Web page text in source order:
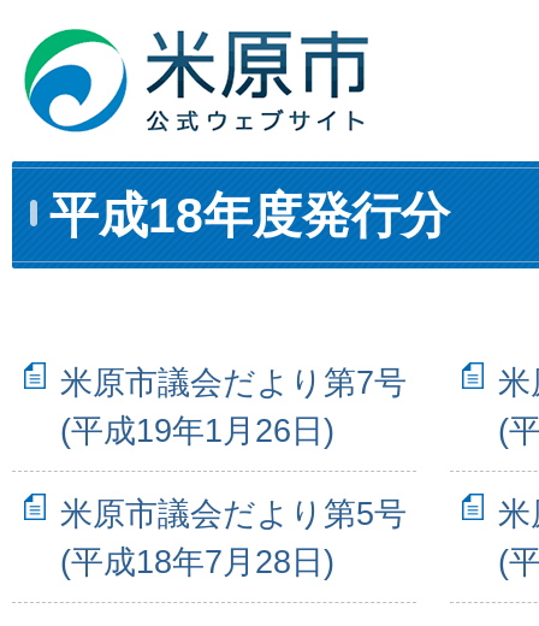
平成18年度発行分
米原市議会だより第7号
(平成19年1月26日)
米
(
米原市議会だより第5号
(平成18年7月28日)
米
(